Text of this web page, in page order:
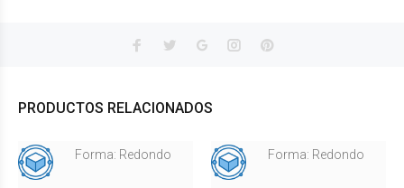
PRODUCTOS RELACIONADOS
Forma: Redondo Forma: Redondo